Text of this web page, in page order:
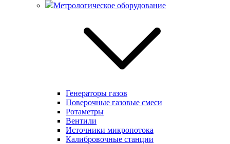
Метрологическое оборудование
Генераторы газов
Поверочные газовые смеси
Ротаметры
Вентили
Источники микропотока
Калибровочные станции